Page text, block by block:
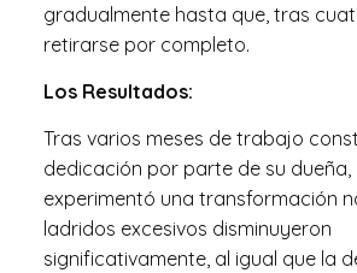
gradualmente hasta que, tras
retirarse por completo.
Los Resultados:
Tras varios meses de trabajo
dedicación por parte de su dueña,
experimentó una transformación
ladridos excesivos disminuyeron
significativamente, al igual que la